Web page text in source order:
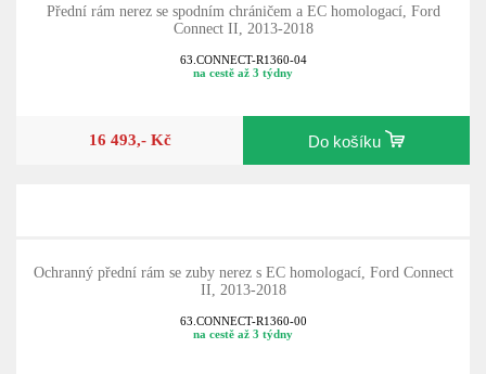
Přední rám nerez se spodním chráničem a EC homologací, Ford
Connect II, 2013-2018
63.CONNECT-R1360-04
na cestě až 3 týdny
16 493,- Kč Do košíku
Ochranný přední rám se zuby nerez s EC homologací, Ford Connect
II, 2013-2018
63.CONNECT-R1360-00
na cestě až 3 týdny